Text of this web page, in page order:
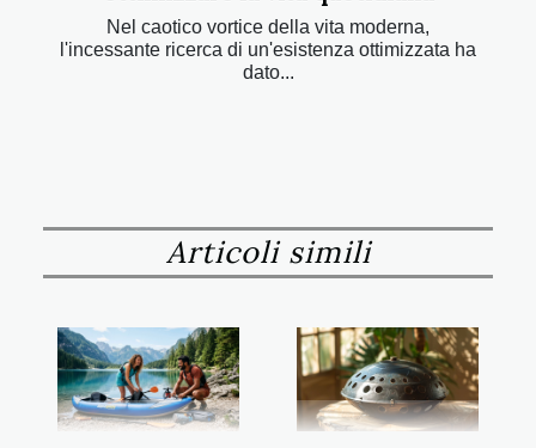
Nel caotico vortice della vita moderna,
l'incessante ricerca di un'esistenza ottimizzata ha
dato...
Articoli simili